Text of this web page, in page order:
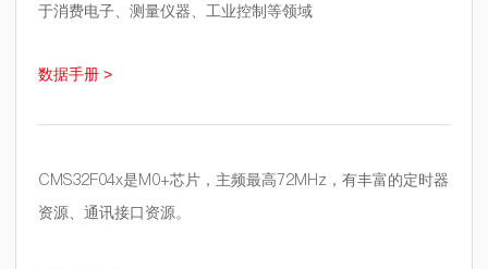
于消费电子、测量仪器、工业控制等领域
数据手册 >
CMS32F04x是M0+芯片，主频最高72MHz，有丰富的定时器
资源、通讯接口资源。